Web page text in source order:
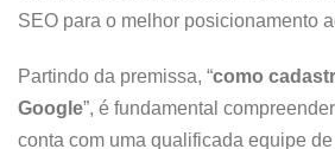
SEO para o melhor posicionamento
Partindo da premissa, “como
Google”, é fundamental
conta com uma qualificada equipe